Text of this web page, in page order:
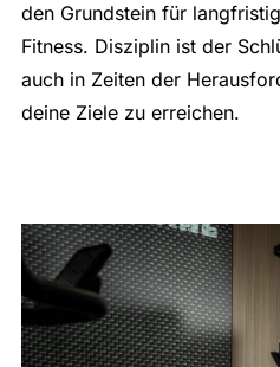
den Grundstein für
Fitness. Disziplin ist der
auch in Zeiten der
deine Ziele zu erreichen.